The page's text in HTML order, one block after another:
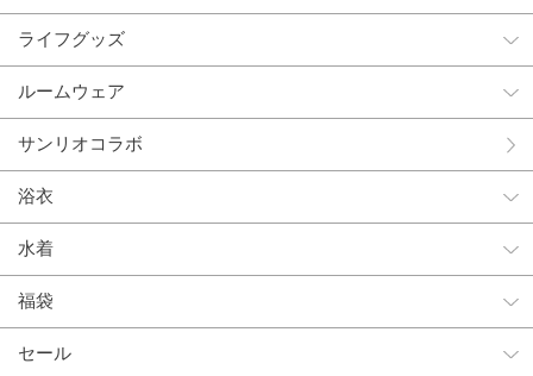
ライフグッズ
ルームウェア
サンリオコラボ
浴衣
水着
福袋
セール